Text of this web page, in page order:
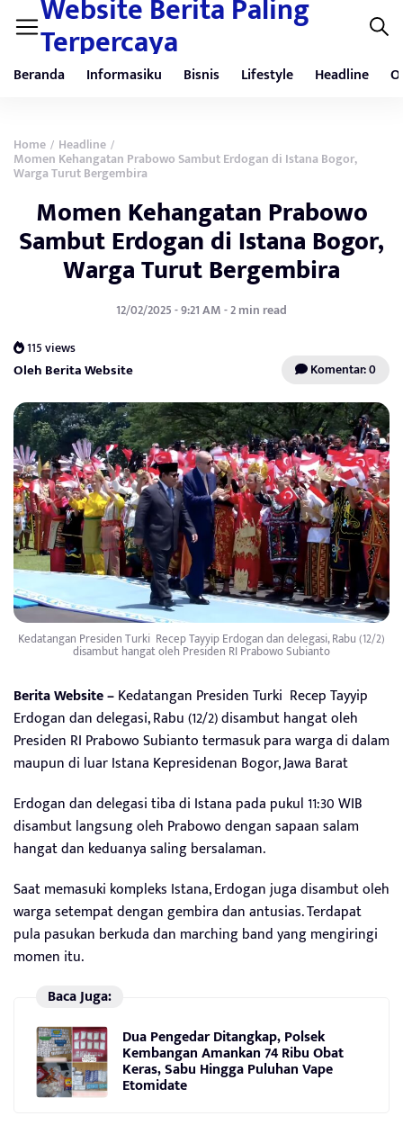
Website Berita Paling
Terpercaya
Beranda Informasiku Bisnis Lifestyle Headline
Home / Headline /
Momen Kehangatan Prabowo Sambut Erdogan di Istana Bogor,
Warga Turut Bergembira
Momen Kehangatan Prabowo
Sambut Erdogan di Istana Bogor,
Warga Turut Bergembira
12/02/2025 - 9:21 AM - 2 min read
115 views
Oleh Berita Website Komentar: 0
Kedatangan Presiden Turki Recep Tayyip Erdogan dan delegasi, Rabu (12/2)
disambut hangat oleh Presiden RI Prabowo Subianto
Berita Website –Kedatangan Presiden Turki Recep Tayyip
Erdogan dan delegasi, Rabu (12/2) disambut hangat oleh
Presiden RI Prabowo Subianto termasuk para warga di dalam
maupun di luar Istana Kepresidenan Bogor, Jawa Barat
Erdogan dan delegasi tiba di Istana pada pukul 11:30 WIB
disambut langsung oleh Prabowo dengan sapaan salam
hangat dan keduanya saling bersalaman.
Saat memasuki kompleks Istana, Erdogan juga disambut oleh
warga setempat dengan gembira dan antusias. Terdapat
pula pasukan berkuda dan marching band yang mengiringi
momen itu.
Baca Juga:
Dua Pengedar Ditangkap, Polsek
Kembangan Amankan 74 Ribu Obat
Keras, Sabu Hingga Puluhan Vape
Etomidate